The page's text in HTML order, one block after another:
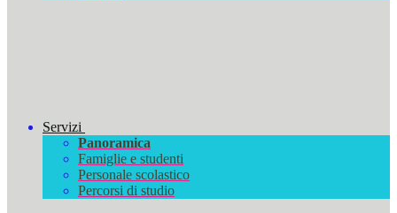
Servizi
Panoramica
Famiglie e studenti
Personale scolastico
Percorsi di studio